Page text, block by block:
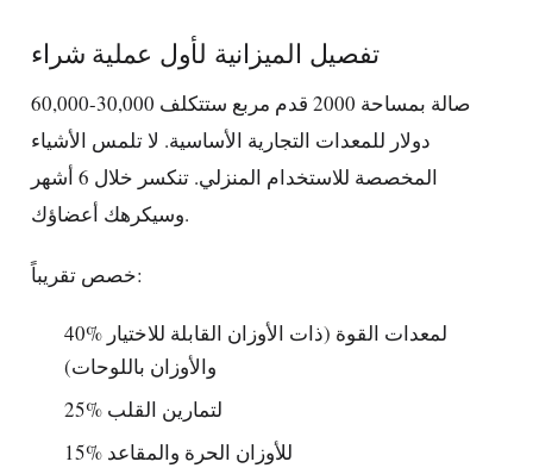
تفصيل الميزانية لأول عملية شراء
صالة بمساحة 2000 قدم مربع ستتكلف 30,000-60,000
دولار للمعدات التجارية الأساسية. لا تلمس الأشياء
المخصصة للاستخدام المنزلي. تنكسر خلال 6 أشهر
وسيكرهك أعضاؤك.
خصص تقريباً:
40% لمعدات القوة (ذات الأوزان القابلة للاختيار
والأوزان باللوحات)
25% لتمارين القلب
15% للأوزان الحرة والمقاعد